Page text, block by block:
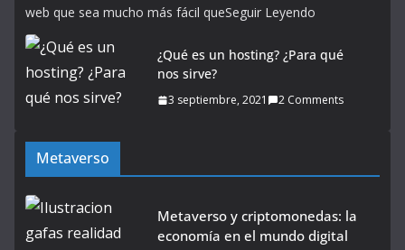
web que sea mucho más fácil queSeguir Leyendo
¿Qué es un hosting? ¿Para qué
nos sirve?
3 septiembre, 2021 2 Comments
Metaverso
Metaverso y criptomonedas: la
economía en el mundo digital